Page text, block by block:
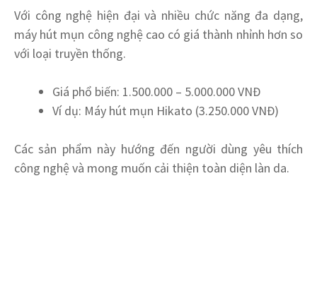
Với công nghệ hiện đại và nhiều chức năng đa dạng,
máy hút mụn công nghệ cao có giá thành nhỉnh hơn so
với loại truyền thống.
Giá phổ biến: 1.500.000 – 5.000.000 VNĐ
Ví dụ: Máy hút mụn Hikato (3.250.000 VNĐ)
Các sản phẩm này hướng đến người dùng yêu thích
công nghệ và mong muốn cải thiện toàn diện làn da.